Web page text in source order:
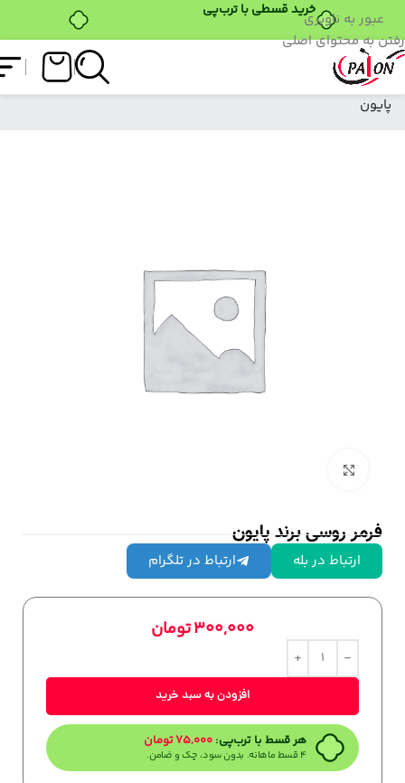
خرید قسطی با ترب‌پیعبور به ناوبری
رفتن به محتوای اصلی
فروشگاه
فرمر روسی برند
پایون
فرمر روسی برند پایون
ارتباط در بله ارتباط در تلگرام
300,000تومان
افزودن به سبد خرید
هر قسط با ترب‌پی: 75,000تومان
۴ قسط ماهانه. بدون سود، چک و ضامن.